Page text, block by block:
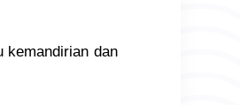
kemandirian dan